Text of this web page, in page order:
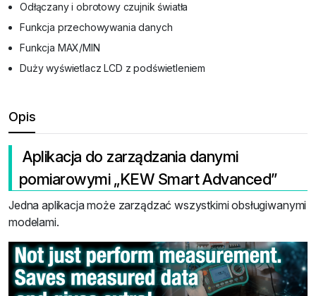
Odłączany i obrotowy czujnik światła
Funkcja przechowywania danych
Funkcja MAX/MIN
Duży wyświetlacz LCD z podświetleniem
Opis
Aplikacja do zarządzania danymi
pomiarowymi „KEW Smart Advanced”
Jedna aplikacja może zarządzać wszystkimi obsługiwanymi
modelami.